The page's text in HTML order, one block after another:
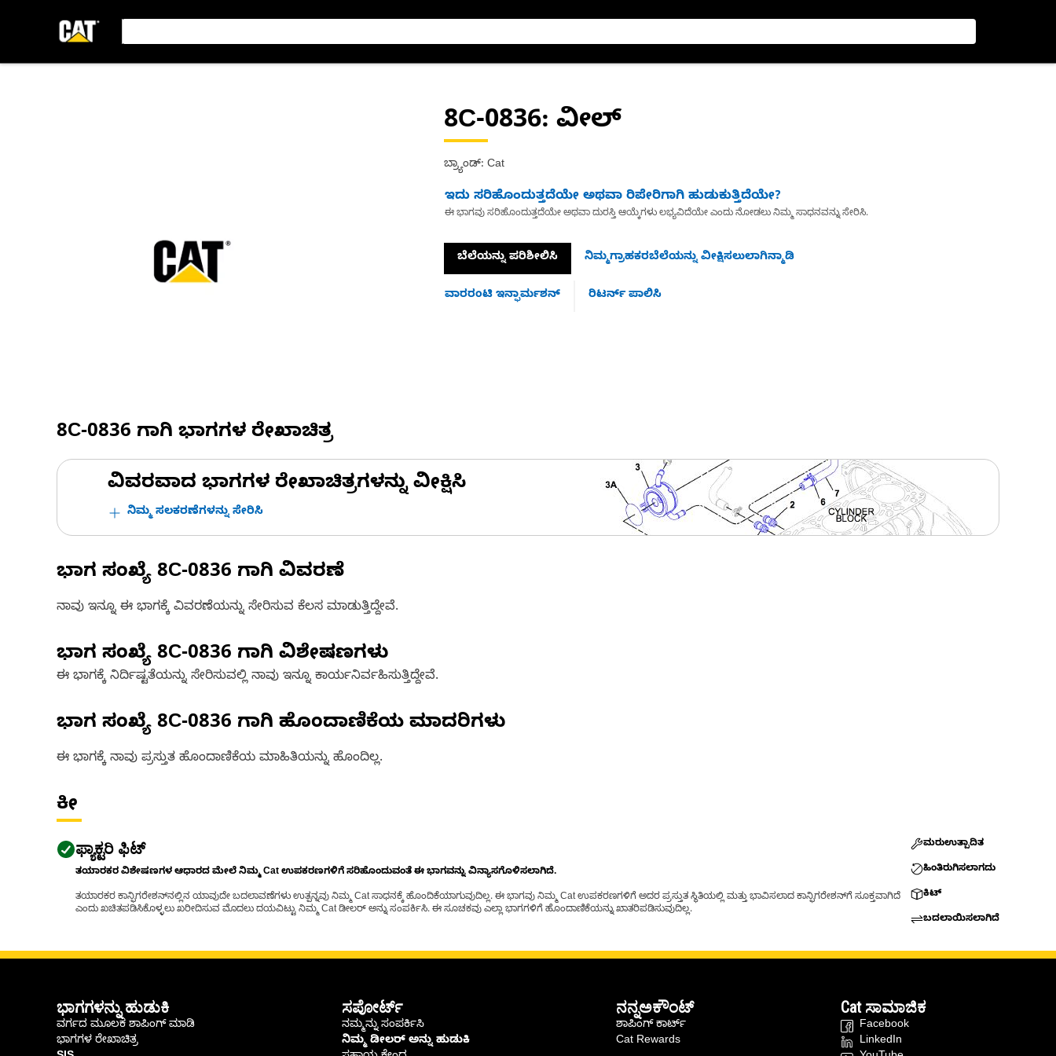
8C-0836: ವೀಲ್
ಬ್ರ್ಯಾಂಡ್: Cat
ಇದು ಸರಿಹೊಂದುತ್ತದೆಯೇ ಅಥವಾ ರಿಪೇರಿಗಾಗಿ ಹುಡುಕುತ್ತಿದೆಯೇ?
ಈ ಭಾಗವು ಸರಿಹೊಂದುತ್ತದೆಯೇ ಅಥವಾ ದುರಸ್ತಿ ಆಯ್ಕೆಗಳು ಲಭ್ಯವಿದೆಯೇ ಎಂದು ನೋಡಲು ನಿಮ್ಮ ಸಾಧನವನ್ನು ಸೇರಿಸಿ.
ಬೆಲೆಯನ್ನು ಪರಿಶೀಲಿಸಿ ನಿಮ್ಮಗ್ರಾಹಕರಬೆಲೆಯನ್ನು ವೀಕ್ಷಿಸಲುಲಾಗಿನ್ಮಾಡಿ
ವಾರರಂಟಿ ಇನ್ಫಾರ್ಮಶನ್ ರಿಟರ್ನ್ ಪಾಲಿಸಿ
8C-0836 ಗಾಗಿ ಭಾಗಗಳ ರೇಖಾಚಿತ್ರ
ವಿವರವಾದ ಭಾಗಗಳ ರೇಖಾಚಿತ್ರಗಳನ್ನು ವೀಕ್ಷಿಸಿ
ನಿಮ್ಮ ಸಲಕರಣೆಗಳನ್ನು ಸೇರಿಸಿ
ಭಾಗ ಸಂಖ್ಯೆ 8C-0836 ಗಾಗಿ ವಿವರಣೆ
ನಾವು ಇನ್ನೂ ಈ ಭಾಗಕ್ಕೆ ವಿವರಣೆಯನ್ನು ಸೇರಿಸುವ ಕೆಲಸ ಮಾಡುತ್ತಿದ್ದೇವೆ.
ಭಾಗ ಸಂಖ್ಯೆ 8C-0836 ಗಾಗಿ ವಿಶೇಷಣಗಳು
ಈ ಭಾಗಕ್ಕೆ ನಿರ್ದಿಷ್ಟತೆಯನ್ನು ಸೇರಿಸುವಲ್ಲಿ ನಾವು ಇನ್ನೂ ಕಾರ್ಯನಿರ್ವಹಿಸುತ್ತಿದ್ದೇವೆ.
ಭಾಗ ಸಂಖ್ಯೆ 8C-0836 ಗಾಗಿ ಹೊಂದಾಣಿಕೆಯ ಮಾದರಿಗಳು
ಈ ಭಾಗಕ್ಕೆ ನಾವು ಪ್ರಸ್ತುತ ಹೊಂದಾಣಿಕೆಯ ಮಾಹಿತಿಯನ್ನು ಹೊಂದಿಲ್ಲ.
ಕೀ
ಫ್ಯಾಕ್ಟರಿ ಫಿಟ್
ತಯಾರಕರ ವಿಶೇಷಣಗಳ ಆಧಾರದ ಮೇಲೆ ನಿಮ್ಮ Cat ಉಪಕರಣಗಳಿಗೆ ಸರಿಹೊಂದುವಂತೆ ಈ ಭಾಗವನ್ನು ವಿನ್ಯಾಸಗೊಳಿಸಲಾಗಿದೆ.
ತಯಾರಕರ ಕಾನ್ಫಿಗರೇಶನ್‌ನಲ್ಲಿನ ಯಾವುದೇ ಬದಲಾವಣೆಗಳು ಉತ್ಪನ್ನವು ನಿಮ್ಮ Cat ಸಾಧನಕ್ಕೆ ಹೊಂದಿಕೆಯಾಗುವುದಿಲ್ಲ. ಈ ಭಾಗವು ನಿಮ್ಮ Cat ಉಪಕರಣಗಳಿಗೆ ಅದರ ಪ್ರಸ್ತುತ ಸ್ಥಿತಿಯಲ್ಲಿ ಮತ್ತು ಭಾವಿಸಲಾದ ಕಾನ್ಫಿಗರೇಶನ್‌ಗೆ ಸೂಕ್ತವಾಗಿದೆ
ಎಂದು ಖಚಿತಪಡಿಸಿಕೊಳ್ಳಲು ಖರೀದಿಸುವ ಮೊದಲು ದಯವಿಟ್ಟು ನಿಮ್ಮ Cat ಡೀಲರ್ ಅನ್ನು ಸಂಪರ್ಕಿಸಿ. ಈ ಸೂಚಕವು ಎಲ್ಲಾ ಭಾಗಗಳಿಗೆ ಹೊಂದಾಣಿಕೆಯನ್ನು ಖಾತರಿಪಡಿಸುವುದಿಲ್ಲ.
ಮರುಉತ್ಪಾದಿತ
ಹಿಂತಿರುಗಿಸಲಾಗದು
ಕಿಟ್
ಬದಲಾಯಿಸಲಾಗಿದೆ
ಭಾಗಗಳನ್ನು ಹುಡುಕಿ
ವರ್ಗದ ಮೂಲಕ ಶಾಪಿಂಗ್ ಮಾಡಿ
ಭಾಗಗಳ ರೇಖಾಚಿತ್ರ
ಸಪೋರ್ಟ್
ನಮ್ಮನ್ನು ಸಂಪರ್ಕಿಸಿ
ನಿಮ್ಮ ಡೀಲರ್ ಅನ್ನು ಹುಡುಕಿ
ನನ್ನಅಕೌಂಟ್
ಶಾಪಿಂಗ್ ಕಾರ್ಟ್
Cat Rewards
Cat ಸಾಮಾಜಿಕ
Facebook
LinkedIn